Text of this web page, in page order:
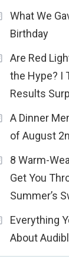
What We
Birthday
Are Red
the Hype? I
Results
A Dinner
of August
8 Warm-
Get You
Summer’s
Everything
About